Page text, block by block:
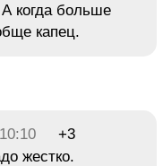
когда больше
капец.
+3
жестко.